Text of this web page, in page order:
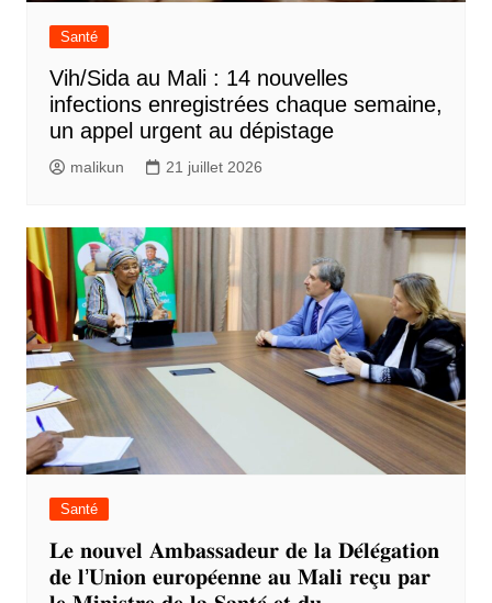
Santé
Vih/Sida au Mali : 14 nouvelles
infections enregistrées chaque semaine,
un appel urgent au dépistage
malikun 21 juillet 2026
Santé
𝐋𝐞 𝐧𝐨𝐮𝐯𝐞𝐥 𝐀𝐦𝐛𝐚𝐬𝐬𝐚𝐝𝐞𝐮𝐫 𝐝𝐞 𝐥𝐚 𝐃𝐞́𝐥𝐞́𝐠𝐚𝐭𝐢𝐨𝐧
𝐝𝐞 𝐥’𝐔𝐧𝐢𝐨𝐧 𝐞𝐮𝐫𝐨𝐩𝐞́𝐞𝐧𝐧𝐞 𝐚𝐮 𝐌𝐚𝐥𝐢 𝐫𝐞𝐜̧𝐮 𝐩𝐚𝐫